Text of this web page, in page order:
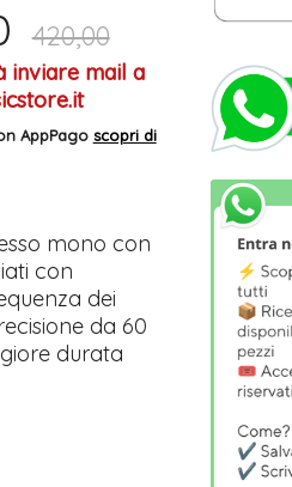
420,00
inviare mail a
AppPago scopri di
mono con
con
dei
da 60
durata